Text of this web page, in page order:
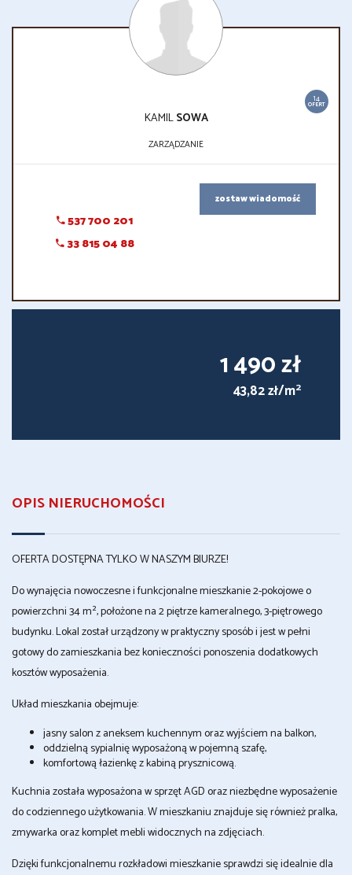
14
OFERT
KAMILSOWA
ZARZĄDZANIE
537 700 201
33 815 04 88
zostaw wiadomość
1 490 zł
43,82 zł/m2
OPIS NIERUCHOMOŚCI
OFERTA DOSTĘPNA TYLKO W NASZYM BIURZE!
Do wynajęcia nowoczesne i funkcjonalne mieszkanie 2-pokojowe o
powierzchni 34 m², położone na 2 piętrze kameralnego, 3-piętrowego
budynku. Lokal został urządzony w praktyczny sposób i jest w pełni
gotowy do zamieszkania bez konieczności ponoszenia dodatkowych
kosztów wyposażenia.
Układ mieszkania obejmuje:
jasny salon z aneksem kuchennym oraz wyjściem na balkon,
oddzielną sypialnię wyposażoną w pojemną szafę,
komfortową łazienkę z kabiną prysznicową.
Kuchnia została wyposażona w sprzęt AGD oraz niezbędne wyposażenie
do codziennego użytkowania. W mieszkaniu znajduje się również pralka,
zmywarka oraz komplet mebli widocznych na zdjęciach.
Dzięki funkcjonalnemu rozkładowi mieszkanie sprawdzi się idealnie dla